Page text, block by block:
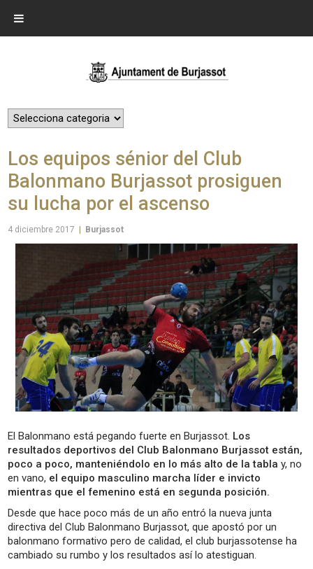
Los equipos sénior del Club
Balonmano Burjassot prosiguen
su lucha por el ascenso
4 diciembre 2017 Burjassot
El Balonmano está pegando fuerte en Burjassot. Los
resultados deportivos del Club Balonmano Burjassot están,
poco a poco, manteniéndolo en lo más alto de la tabla y, no
en vano, el equipo masculino marcha líder e invicto
mientras que el femenino está en segunda posición.
Desde que hace poco más de un año entró la nueva junta
directiva del Club Balonmano Burjassot, que apostó por un
balonmano formativo pero de calidad, el club burjassotense ha
cambiado su rumbo y los resultados así lo atestiguan.